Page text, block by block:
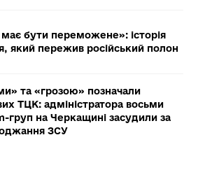
бути переможене»: історія
який пережив російський полон
та «грозою» позначали
ТЦК: адміністратора восьми
груп на Черкащині засудили за
ЗСУ